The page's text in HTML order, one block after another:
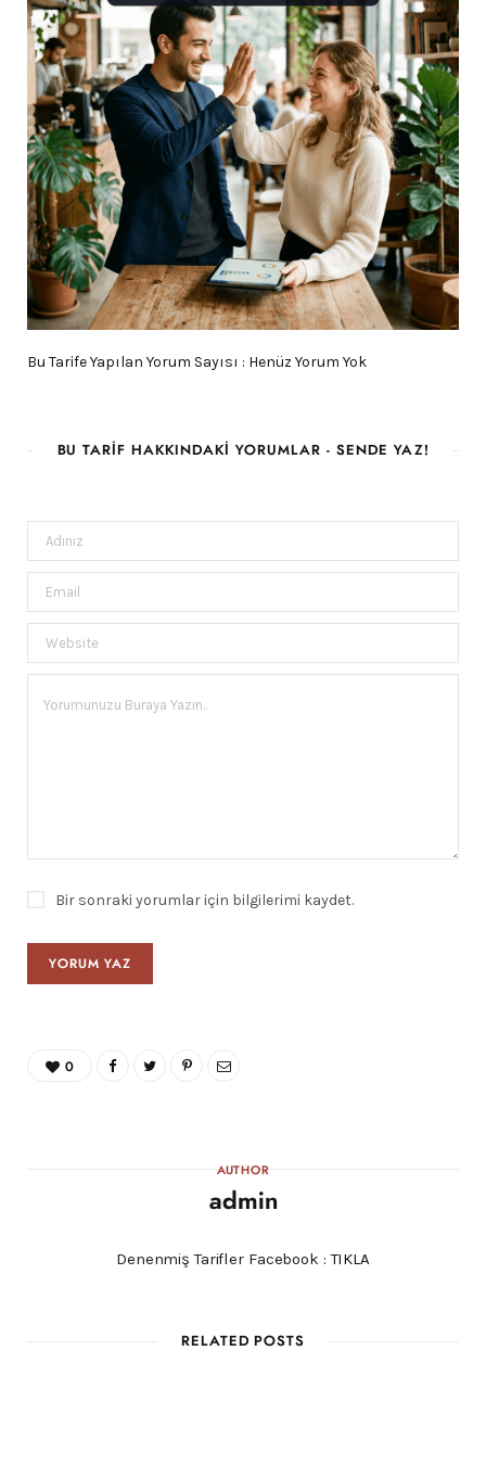
Bu Tarife Yapılan Yorum Sayısı : Henüz Yorum Yok
BU TARIF HAKKINDAKI YORUMLAR - SENDE YAZ!
Bir sonraki yorumlar için bilgilerimi kaydet.
0
AUTHOR
admin
Denenmiş Tarifler Facebook :TIKLA
RELATED POSTS